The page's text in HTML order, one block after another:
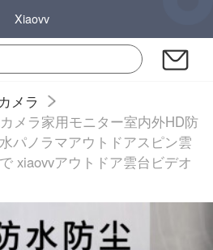
Xiaovv
メラ
メラ家用モニター室内外HD防
パノラマアウトドアスピン雲
xiaovvアウトドア雲台ビデオ